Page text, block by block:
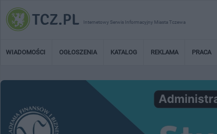
Internetowy Serwis Informacyjny Miasta Tczewa
WIADOMOŚCI OGŁOSZENIA KATALOG REKLAMA PRACA